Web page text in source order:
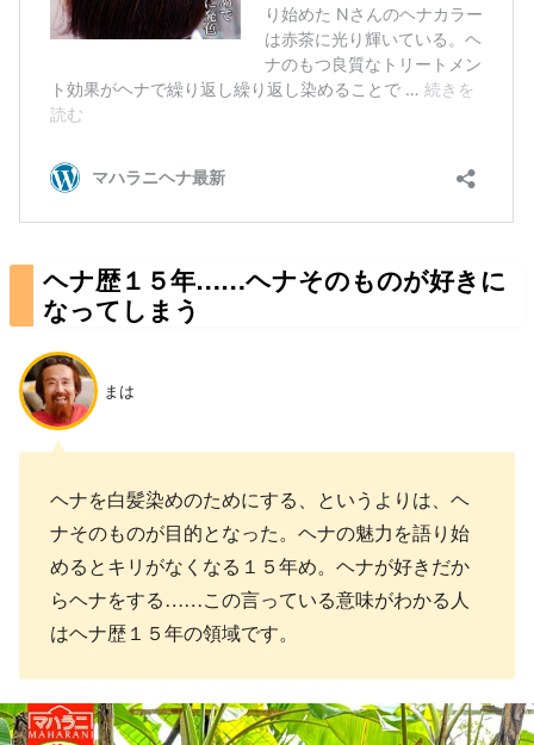
ヘナ歴１５年……ヘナそのものが好きに
なってしまう
まは
ヘナを白髪染めのためにする、というよりは、ヘ
ナそのものが目的となった。ヘナの魅力を語り始
めるとキリがなくなる１５年め。ヘナが好きだか
らヘナをする……この言っている意味がわかる人
はヘナ歴１５年の領域です。